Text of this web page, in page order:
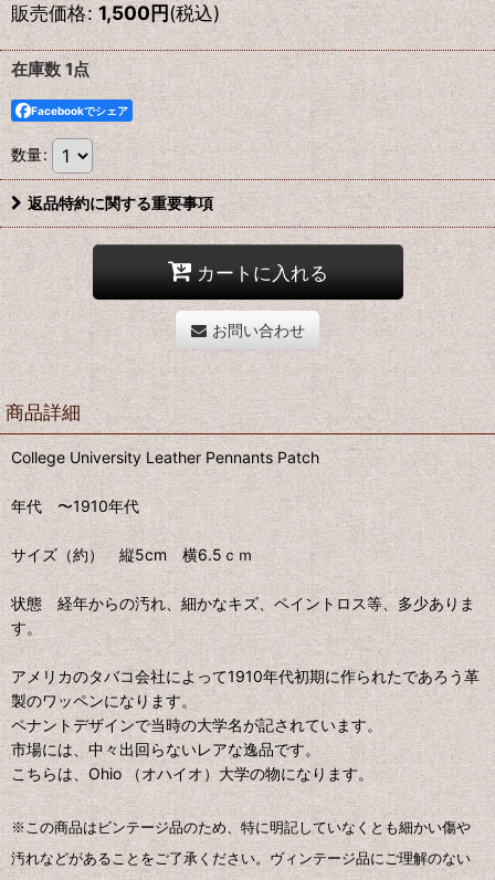
販売価格: 1,500円(税込)
在庫数 1点
Facebookでシェア
数量:
返品特約に関する重要事項
カートに入れる
お問い合わせ
商品詳細
College University Leather Pennants Patch
年代 〜1910年代
サイズ（約） 縦5cm 横6.5ｃｍ
状態 経年からの汚れ、細かなキズ、ペイントロス等、多少ありま
す。
アメリカのタバコ会社によって1910年代初期に作られたであろう革
製のワッペンになります。
ペナントデザインで当時の大学名が記されています。
市場には、中々出回らないレアな逸品です。
こちらは、Ohio （オハイオ）大学の物になります。
※この商品はビンテージ品のため、特に明記していなくとも細かい傷や
汚れなどがあることをご了承ください。ヴィンテージ品にご理解のない